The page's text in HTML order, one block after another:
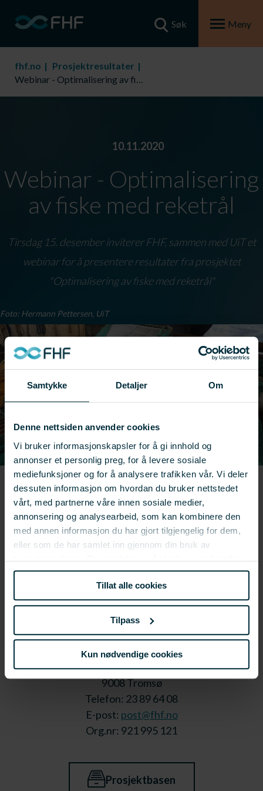
Samtykke Detaljer Om
Denne nettsiden anvender cookies
Vi bruker informasjonskapsler for å gi innhold og
annonser et personlig preg, for å levere sosiale
mediefunksjoner og for å analysere trafikken vår. Vi deler
dessuten informasjon om hvordan du bruker nettstedet
vårt, med partnerne våre innen sosiale medier,
annonsering og analysearbeid, som kan kombinere den
med annen informasjon du har gjort tilgjengelig for dem,
eller som de har samlet inn gjennom din bruk av
tjenestene deres. Du samtykker vår bruk av nødvendige
informasjonskapsler ved å bruke nettstedet vårt.
Tillat alle cookies
Tilpass
Kun nødvendige cookies
Søk Meny
fhf.no
Prosjektresultater
Webinar - Optimalisering av fiske med reketrål
10.11.2020
Webinar - Optimalisering
av fiske med reketrål
Tirsdag 15. desember inviterer FHF, sammen med UiT et
webinar for å presentere resultater fra prosjektet
"Optimalisering av fiske med reketrål"
Foto: Hermann Pettersen, UiT
← Se flere resultater
Prosjekt: 901303
Stortorget 1,
9008 Tromsø
Telefon: 23 89 64 08
E-post: post@fhf.no
Org.nr: 921 995 121
Prosjektbasen